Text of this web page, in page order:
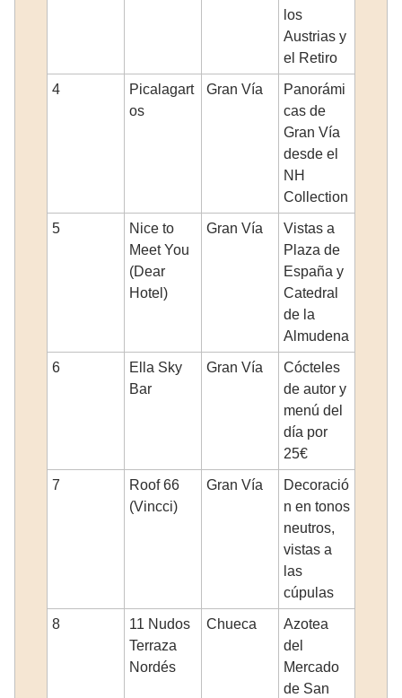
los
Austrias y
el Retiro
4
Picalagart
os
Gran Vía
Panorámi
cas de
Gran Vía
desde el
NH
Collection
5
Nice to
Meet You
(Dear
Hotel)
Gran Vía
Vistas a
Plaza de
España y
Catedral
de la
Almudena
6
Ella Sky
Bar
Gran Vía
Cócteles
de autor y
menú del
día por
25€
7
Roof 66
(Vincci)
Gran Vía
Decoració
n en tonos
neutros,
vistas a
las
cúpulas
8
11 Nudos
Terraza
Nordés
Chueca
Azotea
del
Mercado
de San